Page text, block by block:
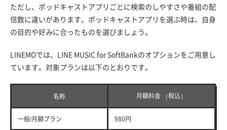
ただし、ポッドキャストアプリごとに検索のしやすさや番組の配
信数に違いがあります。ポッドキャストアプリを選ぶ時は、自身
の目的や好みに合ったものを選びましょう。
LINEMOでは、LINE MUSIC for SoftBankのオプションをご用意し
ています。対象プランは以下のとおりです。
名称 月額料金 （税込）
一般/月額プラン 980円